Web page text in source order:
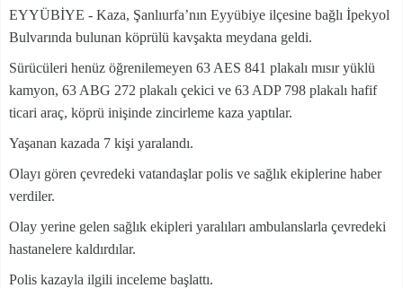
EYYÜBİYE - Kaza, Şanlıurfa’nın Eyyübiye ilçesine bağlı İpekyol
Bulvarında bulunan köprülü kavşakta meydana geldi.
Sürücüleri henüz öğrenilemeyen 63 AES 841 plakalı mısır yüklü
kamyon, 63 ABG 272 plakalı çekici ve 63 ADP 798 plakalı hafif
ticari araç, köprü inişinde zincirleme kaza yaptılar.
Yaşanan kazada 7 kişi yaralandı.
Olayı gören çevredeki vatandaşlar polis ve sağlık ekiplerine haber
verdiler.
Olay yerine gelen sağlık ekipleri yaralıları ambulanslarla çevredeki
hastanelere kaldırdılar.
Polis kazayla ilgili inceleme başlattı.